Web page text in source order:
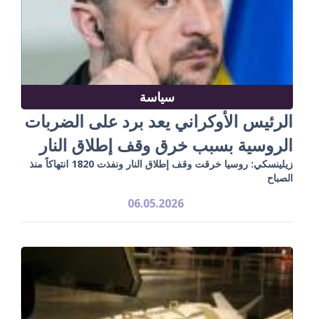
سياسة
الرئيس الأوكراني يعد برد على الضربات
الروسية بسبب خرق وقف إطلاق النار
زيلينسكي: روسيا خرقت وقف إطلاق النار ونفذت 1820 انتهاكاً منذ
الصباح
06.05.2026